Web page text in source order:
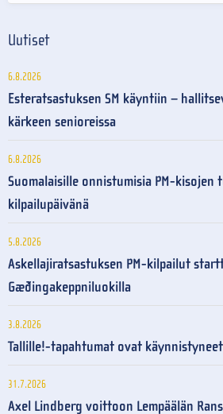
Uutiset
6.8.2026
Esteratsastuksen SM käyntiin –
kärkeen senioreissa
6.8.2026
Suomalaisille onnistumisia PM-kisojen
kilpailupäivänä
5.8.2026
Askellajiratsastuksen PM-kilpailut
Gæðingakeppniluokilla
3.8.2026
Tallille!-tapahtumat ovat
31.7.2026
Axel Lindberg voittoon Lempäälän